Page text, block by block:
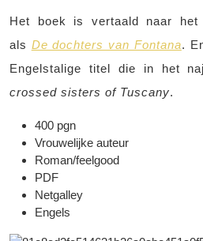
Het boek is vertaald naar het
als De dochters van Fontana.
Engelstalige titel die in het
crossed sisters of Tuscany.
400 pgn
Vrouwelijke auteur
Roman/feelgood
PDF
Netgalley
Engels